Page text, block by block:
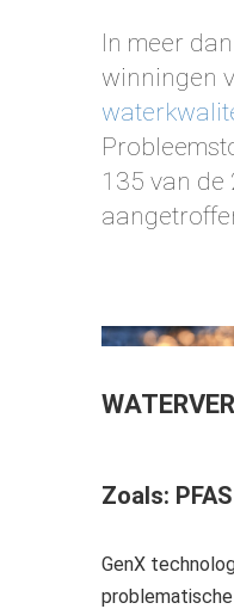
In meer
winningen
135 van de
Zoals:
GenX